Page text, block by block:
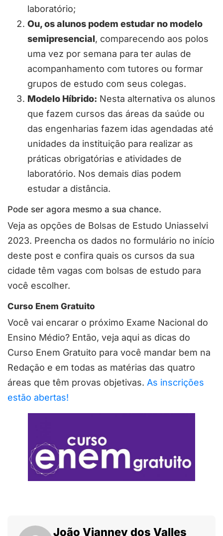
laboratório;
Ou, os alunos podem estudar no modelo
semipresencial, comparecendo aos polos
uma vez por semana para ter aulas de
acompanhamento com tutores ou formar
grupos de estudo com seus colegas.
Modelo Híbrido: Nesta alternativa os alunos
que fazem cursos das áreas da saúde ou
das engenharias fazem idas agendadas até
unidades da instituição para realizar as
práticas obrigatórias e atividades de
laboratório. Nos demais dias podem
estudar a distância.
Pode ser agora mesmo a sua chance.
Veja as opções de Bolsas de Estudo Uniasselvi
2023. Preencha os dados no formulário no início
deste post e confira quais os cursos da sua
cidade têm vagas com bolsas de estudo para
você escolher.
Curso Enem Gratuito
Você vai encarar o próximo Exame Nacional do
Ensino Médio? Então, veja aqui as dicas do
Curso Enem Gratuito para você mandar bem na
Redação e em todas as matérias das quatro
áreas que têm provas objetivas. As inscrições
estão abertas!
João Vianney dos Valles